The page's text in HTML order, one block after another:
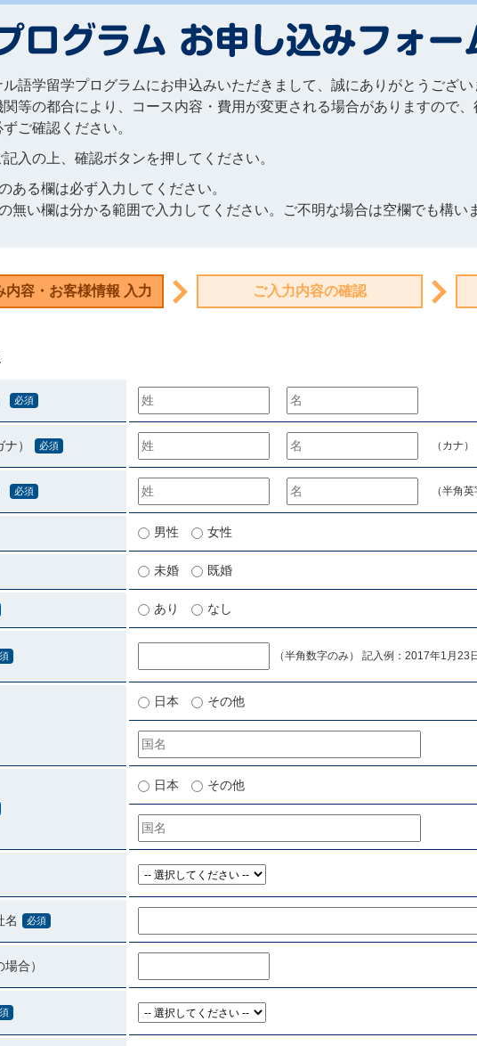
語学留学プログラムにお申込みいただきまして、誠にありがとうござい
等の都合により、コース内容・費用が変更される場合がありますので
ご確認ください。
入の上、確認ボタンを押してください。
ある欄は必ず入力してください。
無い欄は分かる範囲で入力してください。ご不明な場合は空欄でも構い
必須
） 必須 （カナ）
必須 （半角英
男性 女性
未婚 既婚
あり なし
（半角数字のみ） 記入例：2017年1月23
日本 その他
日本 その他
名 必須
合）